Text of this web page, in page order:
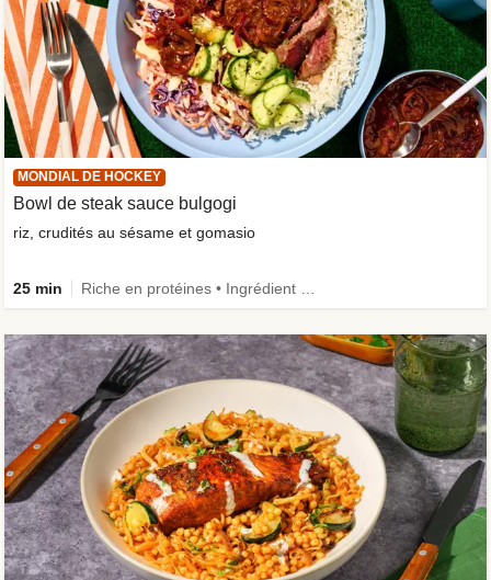
MONDIAL DE HOCKEY
Bowl de steak sauce bulgogi
riz, crudités au sésame et gomasio
25 min